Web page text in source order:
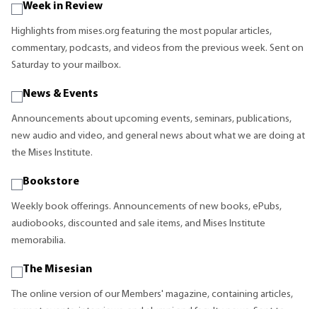
Week in Review
Highlights from mises.org featuring the most popular articles,
commentary, podcasts, and videos from the previous week. Sent on
Saturday to your mailbox.
News & Events
Announcements about upcoming events, seminars, publications,
new audio and video, and general news about what we are doing at
the Mises Institute.
Bookstore
Weekly book offerings. Announcements of new books, ePubs,
audiobooks, discounted and sale items, and Mises Institute
memorabilia.
The Misesian
The online version of our Members' magazine, containing articles,